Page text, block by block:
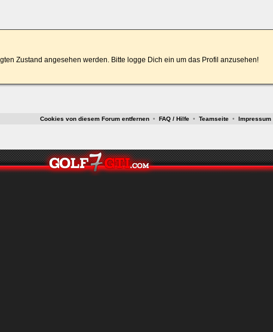
Zustand angesehen werden. Bitte logge Dich ein um das Profil anzusehen!
Cookies von diesem Forum entfernen • FAQ / Hilfe • Teamseite • Impressum